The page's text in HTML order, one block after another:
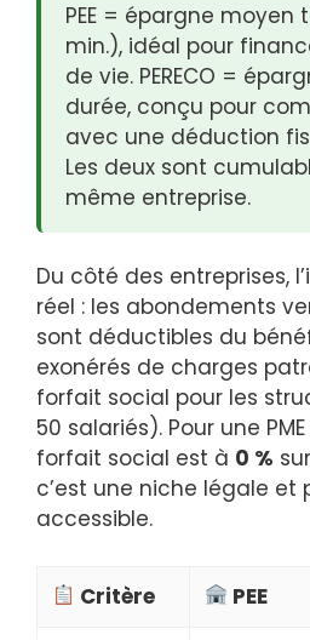
PEE = épargne moyen
min.), idéal pour
de vie. PERECO =
durée, conçu pour
avec une déduction
Les deux sont
même entreprise.
Du côté des entreprises,
réel : les abondements
sont déductibles du
exonérés de charges
forfait social pour les
50 salariés). Pour une
forfait social est à 0 %
c’est une niche légale
accessible.
Critère PEE